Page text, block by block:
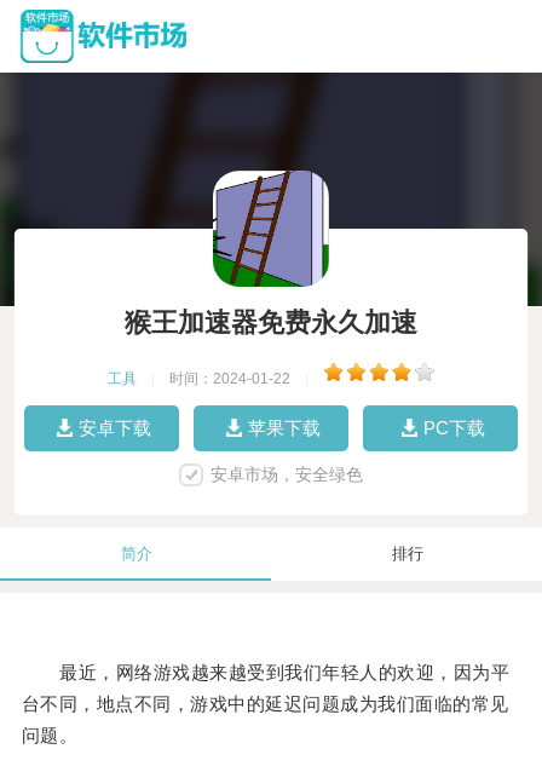
猴王加速器免费永久加速
工具 时间：2024-01-22
安卓下载 苹果下载 PC下载
安卓市场，安全绿色
简介 排行
最近，网络游戏越来越受到我们年轻人的欢迎，因为平
台不同，地点不同，游戏中的延迟问题成为我们面临的常见
问题。